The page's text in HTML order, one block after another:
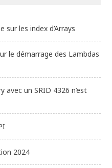
sur les index d’Arrays
le démarrage des Lambdas
avec un SRID 4326 n’est
2024